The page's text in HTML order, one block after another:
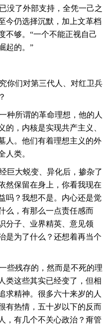
没了外部支持，全凭一己之
今仍选择沉默，加上文革档
不够。 “一个不能正视自己
起的。”
你们对第三代人、对红卫兵
种所谓的革命理想，他的人
的，内核是实现共产主义、
人。他们有着理想主义的外
人类。
巨大蜕变、异化后，掺杂了
然保留在身上，你看我现在
吗？我想不是。内心还是觉
么，有那么一点责任感而
分子、业界精英、意见领
是为了什么？还想着再当个
些残存的，然而是不死的理
类这些其实已经变了，但相
求精神。很多六十来岁的人
有热情，五十岁以下的反而
，有几个不关心政治？甭管